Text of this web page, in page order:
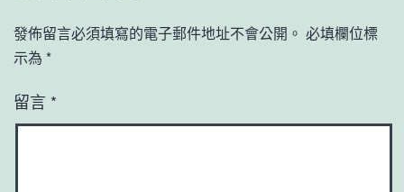
發佈留言必須填寫的電子郵件地址不會公開。 必填欄位標
示為 *
留言 *